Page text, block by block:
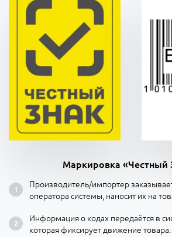
Маркировка «Честный
Производитель/импортер
оператора системы, наносит их на
Информация о кодах передаётся в
которая фиксирует движение товара.